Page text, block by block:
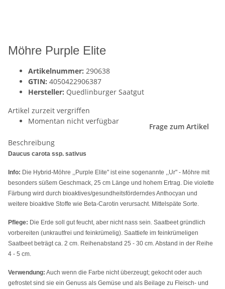
Möhre Purple Elite
Artikelnummer: 290638
GTIN: 4050422906387
Hersteller: Quedlinburger Saatgut
Artikel zurzeit vergriffen
Momentan nicht verfügbar
Frage zum Artikel
Beschreibung
Daucus carota ssp. sativus
Info: Die Hybrid-Möhre ,,Purple Elite" ist eine sogenannte ,,Ur" - Möhre mit
besonders süßem Geschmack, 25 cm Länge und hohem Ertrag. Die violette
Färbung wird durch bioaktives/gesundheitsförderndes Anthocyan und
weitere bioaktive Stoffe wie Beta-Carotin verursacht. Mittelspäte Sorte.
Pflege: Die Erde soll gut feucht, aber nicht nass sein. Saatbeet gründlich
vorbereiten (unkrautfrei und feinkrümelig). Saattiefe im feinkrümeligen
Saatbeet beträgt ca. 2 cm. Reihenabstand 25 - 30 cm. Abstand in der Reihe
4 - 5 cm.
Verwendung: Auch wenn die Farbe nicht überzeugt; gekocht oder auch
gefrostet sind sie ein Genuss als Gemüse und als Beilage zu Fleisch- und